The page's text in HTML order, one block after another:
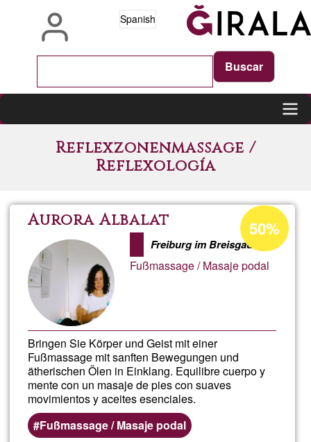
Spanish
navigation
Reflexzonenmassage /
Reflexología
Aurora Albalat
Freiburg im Breisgau
Fußmassage / Masaje podal
Bringen Sie Körper und Geist mit einer
Fußmassage mit sanften Bewegungen und
ätherischen Ölen in Einklang. Equilibre cuerpo y
mente con un masaje de pies con suaves
movimientos y aceites esenciales.
Fußmassage / Masaje podal
Porcentaje
de
aceptación
de
50%